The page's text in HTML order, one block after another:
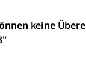
keine